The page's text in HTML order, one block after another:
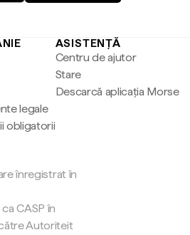
legale
obligatorii
ASISTENȚĂ
Centru de ajutor
Stare
Descarcă aplicația Morse
înregistrat în
CASP în
Autoriteit